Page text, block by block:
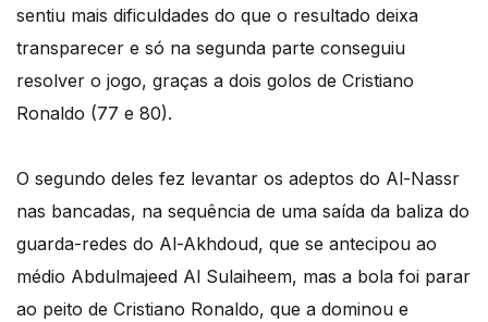
sentiu mais dificuldades do que o resultado deixa
transparecer e só na segunda parte conseguiu
resolver o jogo, graças a dois golos de Cristiano
Ronaldo (77 e 80).
O segundo deles fez levantar os adeptos do Al-Nassr
nas bancadas, na sequência de uma saída da baliza do
guarda-redes do Al-Akhdoud, que se antecipou ao
médio Abdulmajeed Al Sulaiheem, mas a bola foi parar
ao peito de Cristiano Ronaldo, que a dominou e